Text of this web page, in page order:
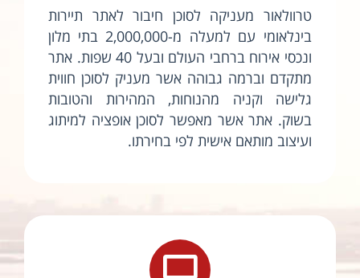
טרוולאור מעניקה לסוכן חיבור לאתר תיירות
בינלאומי עם למעלה מ-2,000,000 בתי מלון
ונכסי אירוח ברחבי העולם ובעל 40 שפות. אתר
מתקדם וברמה גבוהה אשר מעניק לסוכן חווית
גלישה וקניה מהנוחות, המהירות והטובות
בשוק. אתר אשר מאפשר לסוכן אופציה למיתוג
ועיצוב מותאם אישית לפי בחירתו.